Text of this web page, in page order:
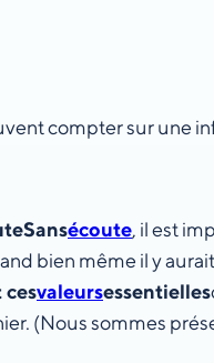
compter sur une
Sansécoute, il est
bien même il y
cesvaleursessentielles
(Nous sommes